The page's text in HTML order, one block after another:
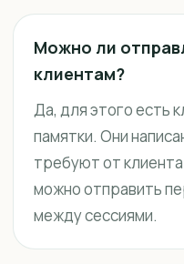
Можно ли
клиентам?
Да, для этого есть
памятки. Они
требуют от
можно отправить
между сессиями.